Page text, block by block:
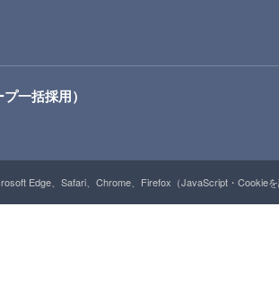
一括採用）
Edge、Safari、Chrome、Firefox（JavaScript・Cookie